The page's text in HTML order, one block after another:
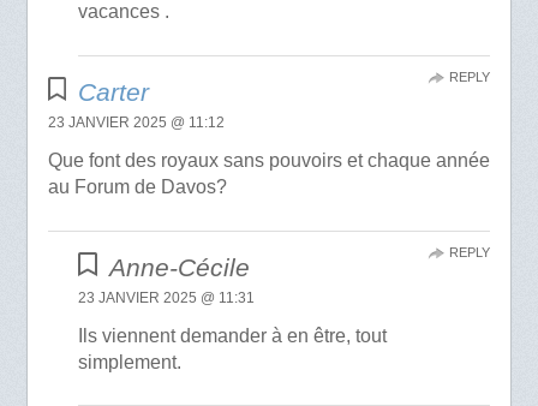
vacances .
Carter
23 JANVIER 2025 @ 11:12
Que font des royaux sans pouvoirs et chaque année
au Forum de Davos?
REPLY
Anne-Cécile
23 JANVIER 2025 @ 11:31
Ils viennent demander à en être, tout
simplement.
REPLY